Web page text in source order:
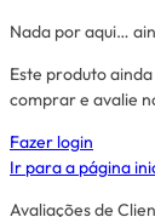
Nada por aqui…
Este produto
comprar e avalie
Fazer login
Ir para a página
Avaliações de